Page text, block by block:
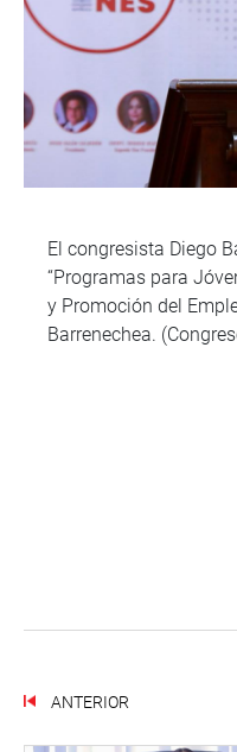
El congresista Diego
“Programas para
y Promoción del
Barrenechea.
ANTERIOR